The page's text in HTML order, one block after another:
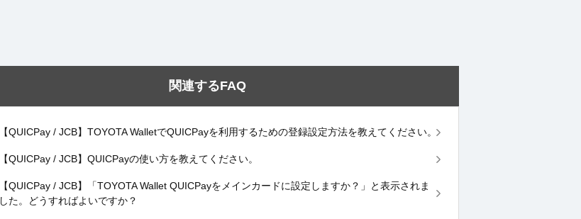
関連するFAQ
【QUICPay / JCB】TOYOTA WalletでQUICPayを利用するための登録設定方法を教えてください。
【QUICPay / JCB】QUICPayの使い方を教えてください。
【QUICPay / JCB】「TOYOTA Wallet QUICPayをメインカードに設定しますか？」と表示されま
した。どうすればよいですか？